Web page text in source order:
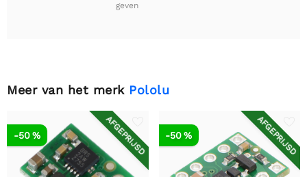
geven
Meer van het merk Pololu
AFGEPRIJSD
-50 % AFGEPRIJSD
-50 %